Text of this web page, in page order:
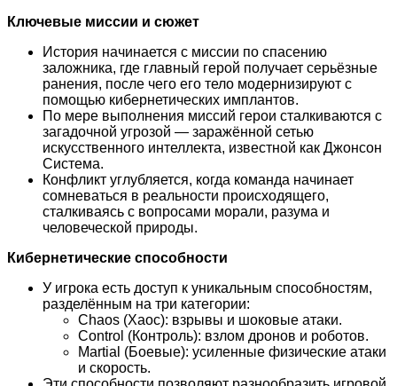
Ключевые миссии и сюжет
История начинается с миссии по спасению
заложника, где главный герой получает серьёзные
ранения, после чего его тело модернизируют с
помощью кибернетических имплантов.
По мере выполнения миссий герои сталкиваются с
загадочной угрозой — заражённой сетью
искусственного интеллекта, известной как Джонсон
Система.
Конфликт углубляется, когда команда начинает
сомневаться в реальности происходящего,
сталкиваясь с вопросами морали, разума и
человеческой природы.
Кибернетические способности
У игрока есть доступ к уникальным способностям,
разделённым на три категории:
Chaos (Хаос): взрывы и шоковые атаки.
Control (Контроль): взлом дронов и роботов.
Martial (Боевые): усиленные физические атаки
и скорость.